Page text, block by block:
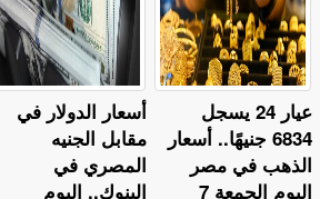
أسعار الدولار في
مقابل الجنيه
المصري في
البنوك.. اليوم
عيار 24 يسجل
6834 جنيهًا.. أسعار
الذهب في مصر
اليوم الجمعة 7